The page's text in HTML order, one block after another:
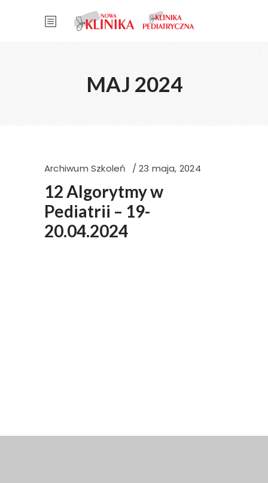
MAJ 2024
Archiwum Szkoleń 23 maja, 2024
12 Algorytmy w
Pediatrii – 19-
20.04.2024